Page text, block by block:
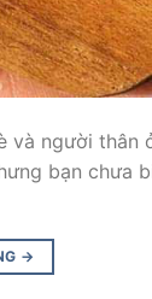
người thân
bạn chưa
→